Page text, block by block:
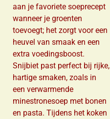
aan je favoriete soeprecept
wanneer je groenten
toevoegt; het zorgt voor een
heuvel van smaak en een
extra voedingsboost.
Snijbiet past perfect bij rijke,
hartige smaken, zoals in
een verwarmende
minestronesoep met bonen
en pasta. Tijdens het koken